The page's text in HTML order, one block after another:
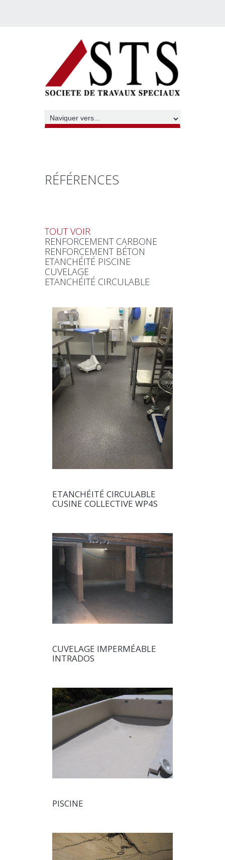
RÉFÉRENCES
TOUT VOIR
RENFORCEMENT CARBONE
RENFORCEMENT BÉTON
ETANCHÉITÉ PISCINE
CUVELAGE
ETANCHÉITÉ CIRCULABLE
ETANCHÉITÉ CIRCULABLE
CUSINE COLLECTIVE WP4S
CUVELAGE IMPERMÉABLE
INTRADOS
PISCINE